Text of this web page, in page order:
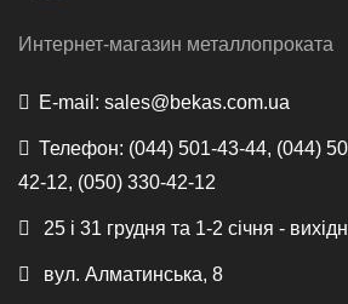
Интернет-магазин металлопроката
E-mail: sales@bekas.com.ua
Телефон: (044) 501-43-44, (044)
42-12, (050) 330-42-12
25 і 31 грудня та 1-2 січня -
вул. Алматинська, 8